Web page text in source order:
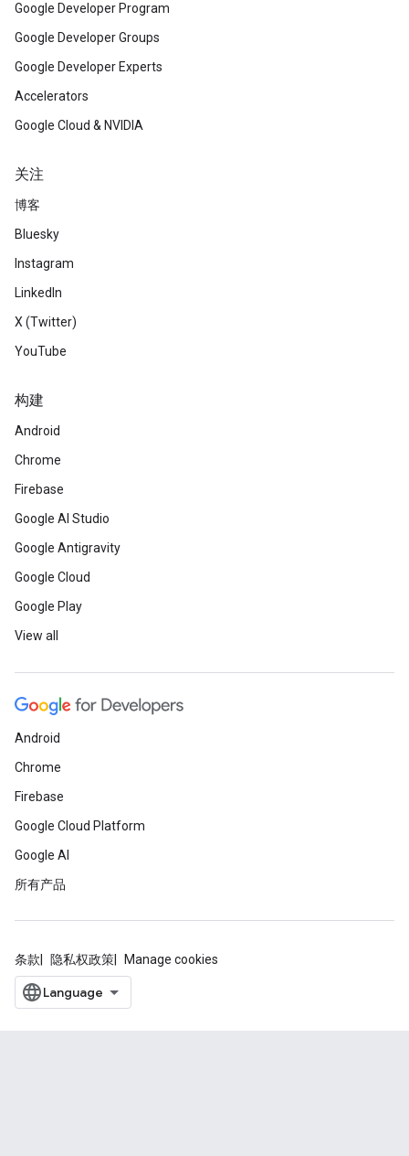
Google Developer Program
Google Developer Groups
Google Developer Experts
Accelerators
Google Cloud & NVIDIA
关注
博客
Bluesky
Instagram
LinkedIn
X (Twitter)
YouTube
构建
Android
Chrome
Firebase
Google AI Studio
Google Antigravity
Google Cloud
Google Play
View all
Android
Chrome
Firebase
Google Cloud Platform
Google AI
所有产品
条款 隐私权政策 Manage cookies